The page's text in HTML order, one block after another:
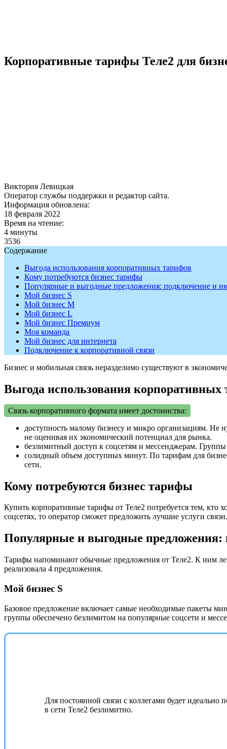
Корпоративные тарифы Теле2 для
Виктория Левицкая
Оператор службы поддержки и редактор сайта.
Информация обновлена:
18 февраля 2022
Время на чтение:
4 минуты
3536
Содержание
Выгода использования корпоративных тарифов
Кому потребуются бизнес тарифы
Популярные и выгодные предложения: подключение и
Мой бизнес S
Мой бизнес M
Мой бизнес L
Мой бизнес Премиум
Моя команда
Мой бизнес для интернета
Подключение к корпоративной связи
Бизнес и мобильная связь неразделимо существуют в
Выгода использования корпоративных
Связь корпоративного формата имеет достоинства:
доступность малому бизнесу и микро организациям.
не оценивая их экономический потенциал для рынка.
безлимитный доступ к соцсетям и мессенджерам.
солидный объем доступных минут. По тарифам для
сети.
Кому потребуются бизнес тарифы
Купить корпоративные тарифы от Теле2 потребуется тем, кто
соцсетях, то оператор сможет предложить лучшие услуги связи.
Популярные и выгодные
Тарифы напоминают обычные предложения от Теле2. К ним
реализовала 4 предложения.
Мой бизнес S
Базовое предложение включает самые необходимые пакеты
группы обеспечено безлимитом на популярные соцсети и
Для постоянной связи с коллегами будет
в сети Теле2 безлимитно.